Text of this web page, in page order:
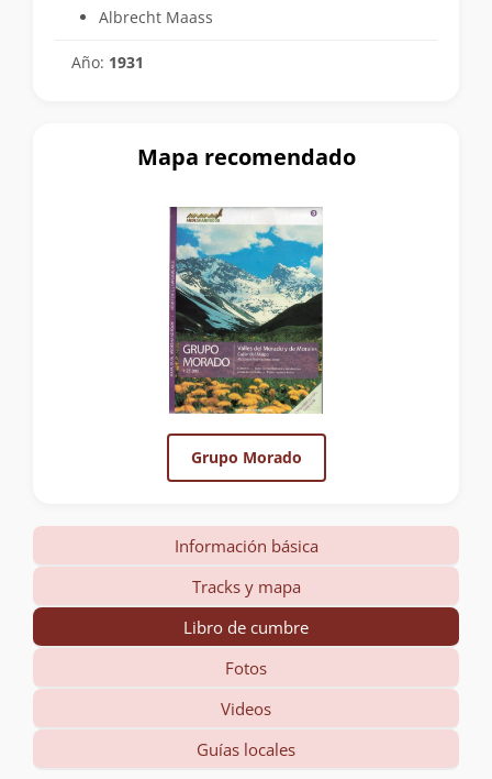
Albrecht Maass
Año: 1931
Mapa recomendado
Grupo Morado
Información básica
Tracks y mapa
Libro de cumbre
Fotos
Videos
Guías locales